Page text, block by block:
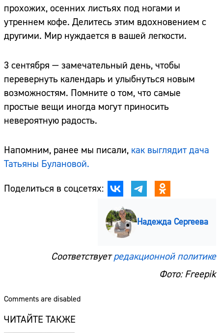
прохожих, осенних листьях под ногами и
утреннем кофе. Делитесь этим вдохновением с
другими. Мир нуждается в вашей легкости.
3 сентября — замечательный день, чтобы
перевернуть календарь и улыбнуться новым
возможностям. Помните о том, что самые
простые вещи иногда могут приносить
невероятную радость.
Напомним, ранее мы писали, как выглядит дача
Татьяны Булановой.
Поделиться в соцсетях:
Надежда Сергеева
Соответствуетредакционной политике
Фото: Freepik
Comments are disabled
ЧИТАЙТЕ ТАКЖЕ
Сайт:
Адрес:
Телефон: